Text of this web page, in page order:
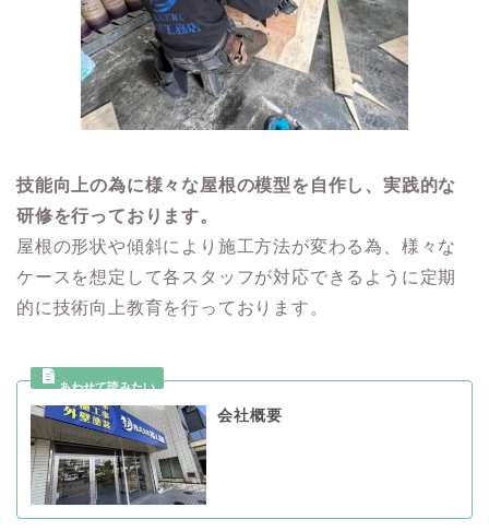
技能向上の為に様々な屋根の模型を自作し、実践的な
研修を行っております。
屋根の形状や傾斜により施工方法が変わる為、様々な
ケースを想定して各スタッフが対応できるように定期
的に技術向上教育を行っております。
会社概要